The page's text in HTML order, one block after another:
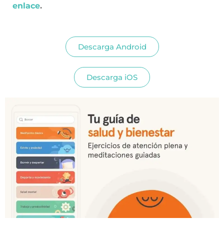
enlace.
Descarga Android
Descarga iOS